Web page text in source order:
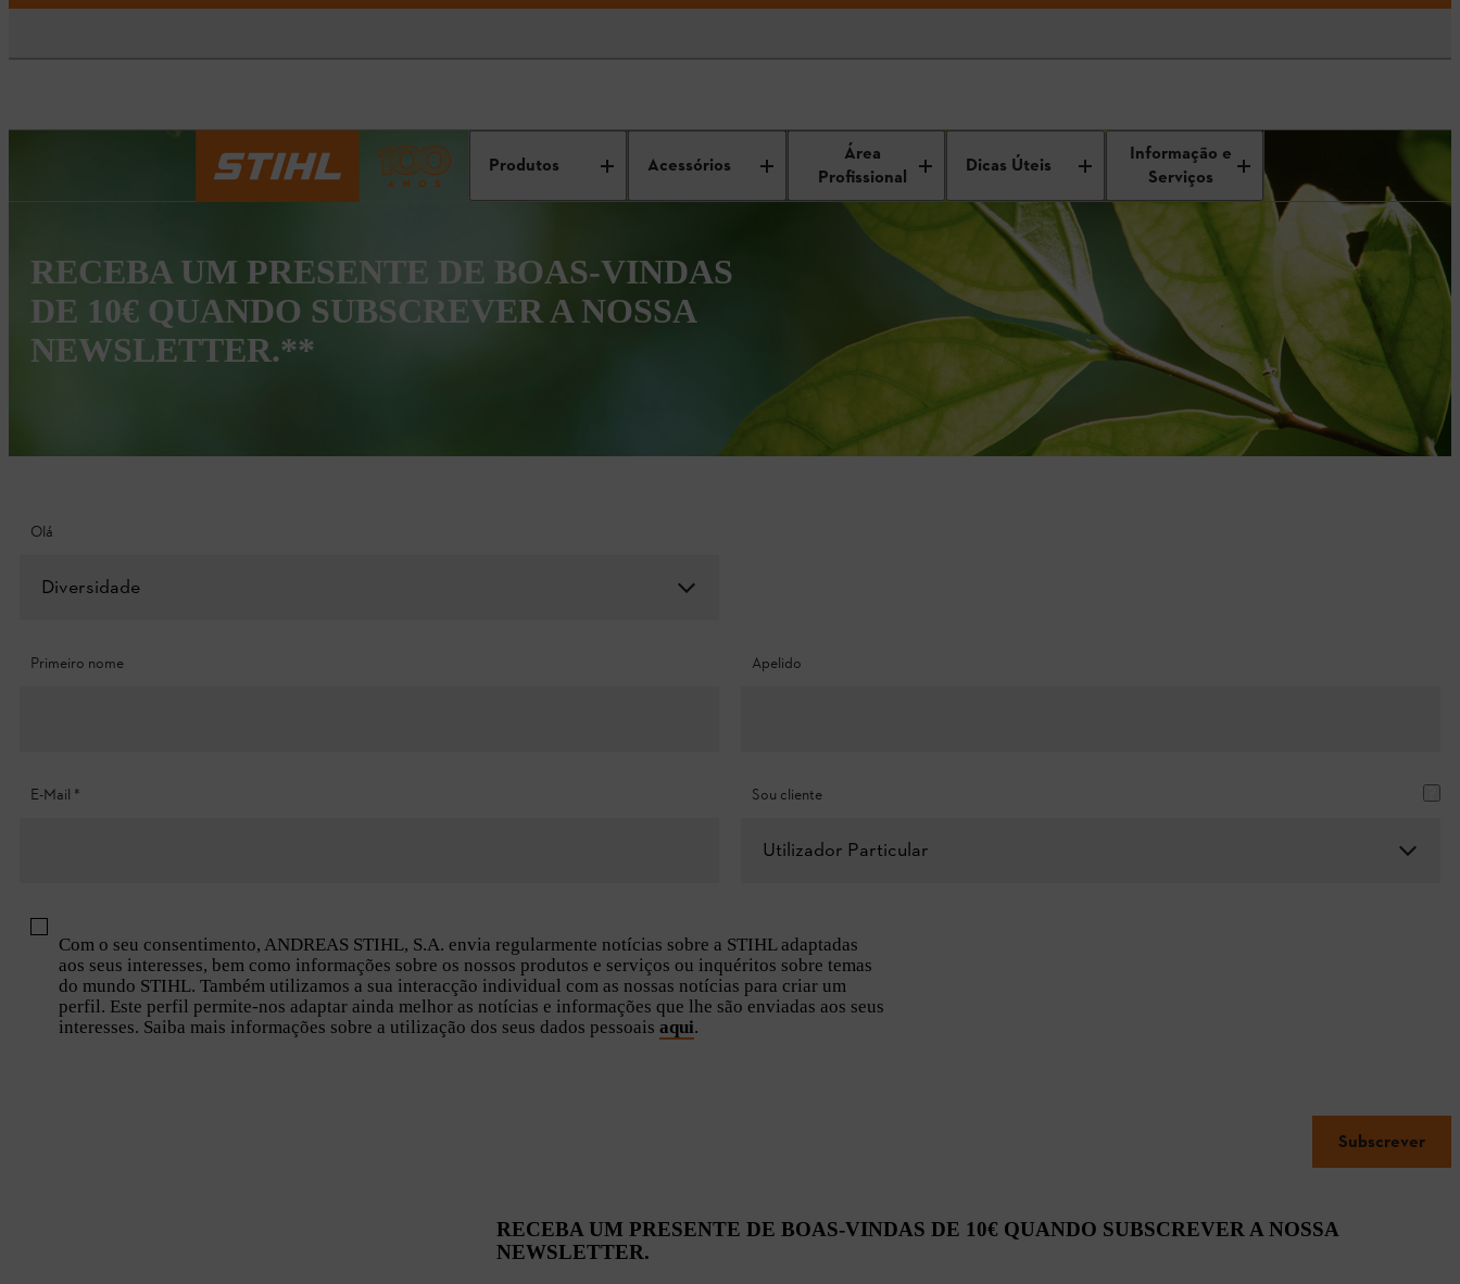
Produtos Acessórios
Área
Profissional
Dicas Úteis
Informação e
Serviços
RECEBA UM PRESENTE DE BOAS-VINDAS
DE 10€ QUANDO SUBSCREVER A NOSSA
NEWSLETTER.**
Olá
Diversidade
Primeiro nome Apelido
E-Mail * Sou cliente
Utilizador Particular
Com o seu consentimento, ANDREAS STIHL, S.A. envia regularmente notícias sobre a STIHL adaptadas
aos seus interesses, bem como informações sobre os nossos produtos e serviços ou inquéritos sobre temas
do mundo STIHL. Também utilizamos a sua interacção individual com as nossas notícias para criar um
perfil. Este perfil permite-nos adaptar ainda melhor as notícias e informações que lhe são enviadas aos seus
interesses. Saiba mais informações sobre a utilização dos seus dados pessoais aqui.
Subscrever
RECEBA UM PRESENTE DE BOAS-VINDAS DE 10€ QUANDO SUBSCREVER A NOSSA
NEWSLETTER.